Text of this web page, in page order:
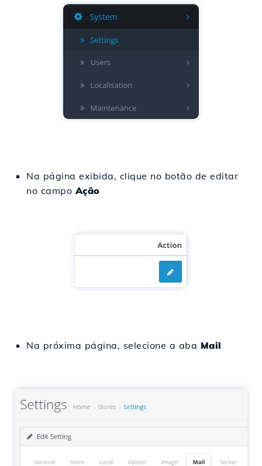
Na página exibida, clique no botão de editar
no campoAção
Na próxima página, selecione a aba Mail